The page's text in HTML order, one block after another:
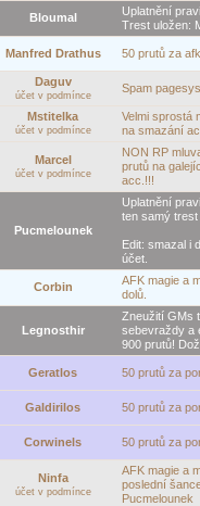
Bloumal
Uplatnění
Trest uložen:
Manfred Drathus 50 prutů za
Daguv
účet v podmínce
Spam
Mstitelka
účet v podmínce
Velmi sprostá
na smazání
Marcel
účet v podmínce
NON RP
prutů na
acc.!!!
Pucmelounek
Uplatnění
ten samý
Edit: smazal i
účet.
Corbin
AFK magie a
dolů.
Legnosthir
Zneužití GMs
sebevraždy a
900 prutů!
Geratlos 50 prutů za
Galdirilos 50 prutů za
Corwinels 50 prutů za
Ninfa
účet v podmínce
AFK magie a
poslední
Pucmelounek